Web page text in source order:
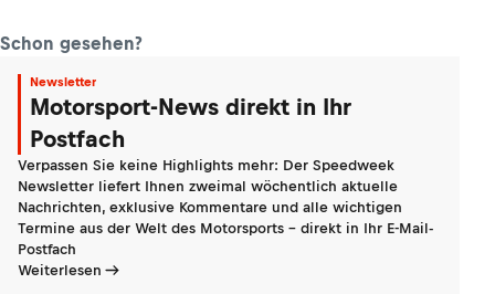
Schon gesehen?
Newsletter
Motorsport-News direkt in Ihr
Postfach
Verpassen Sie keine Highlights mehr: Der Speedweek
Newsletter liefert Ihnen zweimal wöchentlich aktuelle
Nachrichten, exklusive Kommentare und alle wichtigen
Termine aus der Welt des Motorsports - direkt in Ihr E-Mail-
Postfach
Weiterlesen